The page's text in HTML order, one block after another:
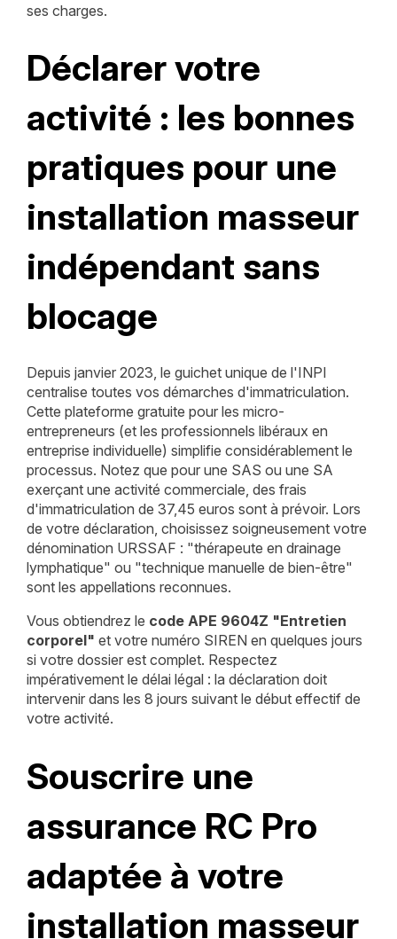
ses charges.
Déclarer votre
activité : les bonnes
pratiques pour une
installation masseur
indépendant sans
blocage
Depuis janvier 2023, le guichet unique de l'INPI
centralise toutes vos démarches d'immatriculation.
Cette plateforme gratuite pour les micro-
entrepreneurs (et les professionnels libéraux en
entreprise individuelle) simplifie considérablement le
processus. Notez que pour une SAS ou une SA
exerçant une activité commerciale, des frais
d'immatriculation de 37,45 euros sont à prévoir. Lors
de votre déclaration, choisissez soigneusement votre
dénomination URSSAF : "thérapeute en drainage
lymphatique" ou "technique manuelle de bien-être"
sont les appellations reconnues.
Vous obtiendrez le code APE 9604Z "Entretien
corporel" et votre numéro SIREN en quelques jours
si votre dossier est complet. Respectez
impérativement le délai légal : la déclaration doit
intervenir dans les 8 jours suivant le début effectif de
votre activité.
Souscrire une
assurance RC Pro
adaptée à votre
installation masseur